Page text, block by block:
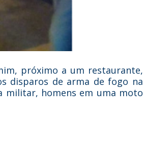
próximo a um restaurante,
disparos de arma de fogo na
militar, homens em uma moto